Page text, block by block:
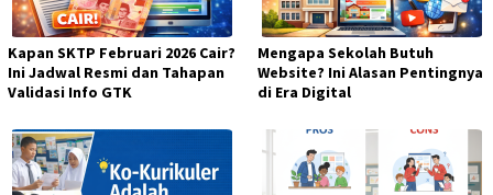
Kapan SKTP Februari 2026 Cair?
Ini Jadwal Resmi dan Tahapan
Validasi Info GTK
Mengapa Sekolah Butuh
Website? Ini Alasan Pentingnya
di Era Digital